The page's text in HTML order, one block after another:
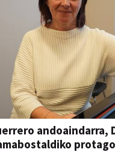
andoaindarra,